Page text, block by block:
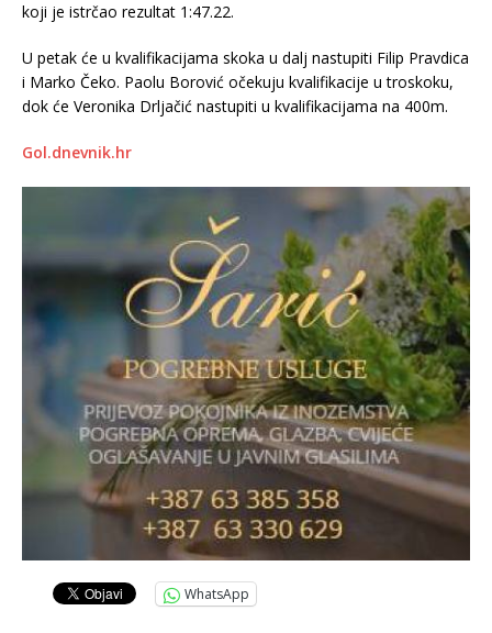
koji je istrčao rezultat 1:47.22.
U petak će u kvalifikacijama skoka u dalj nastupiti Filip Pravdica
i Marko Čeko. Paolu Borović očekuju kvalifikacije u troskoku,
dok će Veronika Drljačić nastupiti u kvalifikacijama na 400m.
Gol.dnevnik.hr
WhatsApp